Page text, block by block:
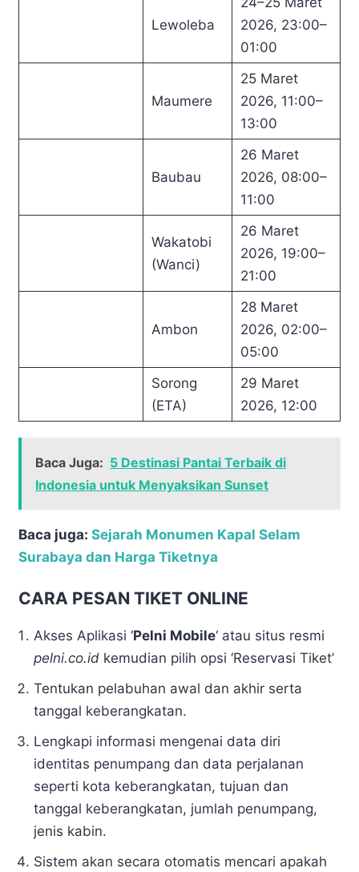
Lewoleba
2026, 23:00–
01:00
Maumere
25 Maret
2026, 11:00–
13:00
Baubau
26 Maret
2026, 08:00–
11:00
Wakatobi
(Wanci)
26 Maret
2026, 19:00–
21:00
Ambon
28 Maret
2026, 02:00–
05:00
Sorong
(ETA)
29 Maret
2026, 12:00
Baca Juga: 5 Destinasi Pantai Terbaik di
Indonesia untuk Menyaksikan Sunset
Baca juga: Sejarah Monumen Kapal Selam
Surabaya dan Harga Tiketnya
CARA PESAN TIKET ONLINE
Akses Aplikasi ‘Pelni Mobile‘ atau situs resmi
pelni.co.id kemudian pilih opsi ‘Reservasi Tiket’
Tentukan pelabuhan awal dan akhir serta
tanggal keberangkatan.
Lengkapi informasi mengenai data diri
identitas penumpang dan data perjalanan
seperti kota keberangkatan, tujuan dan
tanggal keberangkatan, jumlah penumpang,
jenis kabin.
Sistem akan secara otomatis mencari apakah